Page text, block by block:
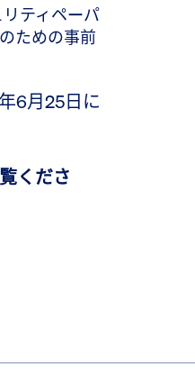
ティペーパ
ための事前
6月25日に
くださ